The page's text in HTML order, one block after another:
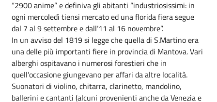
“2900 anime” e definiva gli abitanti “industriosissimi: in
ogni mercoledì tiensi mercato ed una florida fiera segue
dal 7 al 9 settembre e dall’11 al 16 novembre”.
In un avviso del 1819 si legge che quella di S.Martino era
una delle più importanti fiere in provincia di Mantova. Vari
alberghi ospitavano i numerosi forestieri che in
quell’occasione giungevano per affari da altre località.
Suonatori di violino, chitarra, clarinetto, mandolino,
ballerini e cantanti (alcuni provenienti anche da Venezia e